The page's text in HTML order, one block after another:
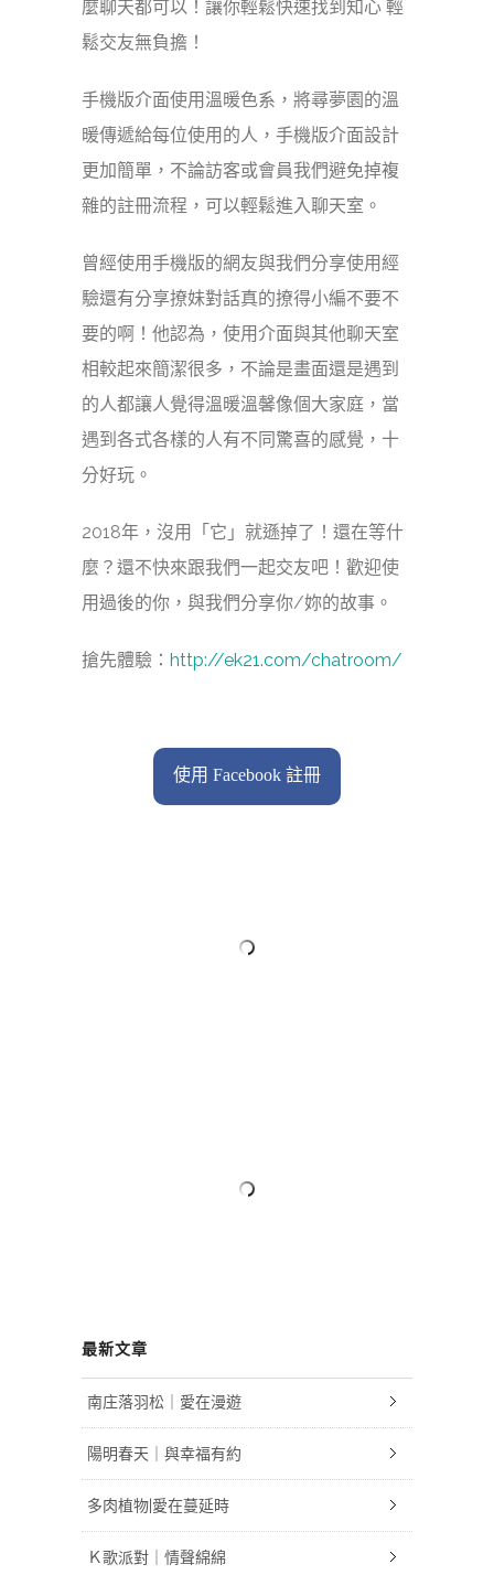
麼聊天都可以！讓你輕鬆快速找到知心 輕
鬆交友無負擔！
手機版介面使用溫暖色系，將尋夢園的溫
暖傳遞給每位使用的人，手機版介面設計
更加簡單，不論訪客或會員我們避免掉複
雜的註冊流程，可以輕鬆進入聊天室。
曾經使用手機版的網友與我們分享使用經
驗還有分享撩妹對話真的撩得小編不要不
要的啊！他認為，使用介面與其他聊天室
相較起來簡潔很多，不論是畫面還是遇到
的人都讓人覺得溫暖溫馨像個大家庭，當
遇到各式各樣的人有不同驚喜的感覺，十
分好玩。
2018年，沒用「它」就遜掉了！還在等什
麼？還不快來跟我們一起交友吧！歡迎使
用過後的你，與我們分享你/妳的故事。
搶先體驗： http://ek21.com/chatroom/
使用 Facebook 註冊
最新文章
南庄落羽松｜愛在漫遊
陽明春天｜與幸福有約
多肉植物|愛在蔓延時
Ｋ歌派對｜情聲綿綿